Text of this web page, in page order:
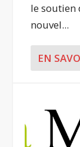
le soutien
nouvel...
EN